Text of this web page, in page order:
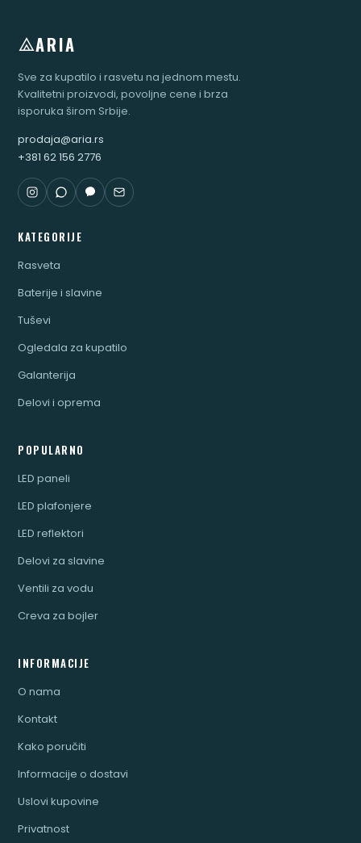
ARIA
Sve za kupatilo i rasvetu na jednom mestu.
Kvalitetni proizvodi, povoljne cene i brza
isporuka širom Srbije.
prodaja@aria.rs
+381 62 156 2776
KATEGORIJE
Rasveta
Baterije i slavine
Tuševi
Ogledala za kupatilo
Galanterija
Delovi i oprema
POPULARNO
LED paneli
LED plafonjere
LED reflektori
Delovi za slavine
Ventili za vodu
Creva za bojler
INFORMACIJE
O nama
Kontakt
Kako poručiti
Informacije o dostavi
Uslovi kupovine
Privatnost